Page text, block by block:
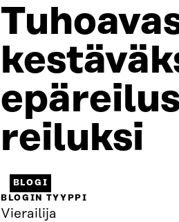
reiluksi
BLOGI
BLOGIN TYYPPI
Vierailija